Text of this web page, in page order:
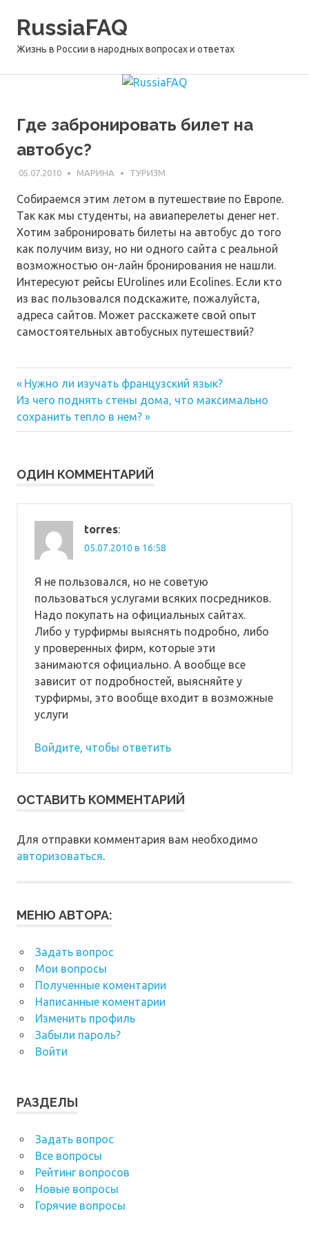
RussiaFAQ
Жизнь в России в народных вопросах и ответах
Где забронировать билет на
автобус?
05.07.2010 МАРИНА ТУРИЗМ
Собираемся этим летом в путешествие по Европе.
Так как мы студенты, на авиаперелеты денег нет.
Хотим забронировать билеты на автобус до того
как получим визу, но ни одного сайта с реальной
возможностью он-лайн бронирования не нашли.
Интересуют рейсы EUrolines или Ecolines. Если кто
из вас пользовался подскажите, пожалуйста,
адреса сайтов. Может расскажете свой опыт
самостоятельных автобусных путешествий?
Навигация
по
записям
Предыдущая
запись:
Нужно ли изучать французский язык?
Следующая
запись:
Из чего поднять стены дома, что максимально
сохранить тепло в нем?
ОДИН КОММЕНТАРИЙ
torres:
05.07.2010 в 16:58
Я не пользовался, но не советую
пользоваться услугами всяких посредников.
Надо покупать на официальных сайтах.
Либо у турфирмы выяснять подробно, либо
у проверенных фирм, которые эти
занимаются официально. А вообще все
зависит от подробностей, выясняйте у
турфирмы, это вообще входит в возможные
услуги
Войдите, чтобы ответить
ОСТАВИТЬ КОММЕНТАРИЙ
Для отправки комментария вам необходимо
авторизоваться.
МЕНЮ АВТОРА:
Задать вопрос
Мои вопросы
Полученные коментарии
Написанные коментарии
Изменить профиль
Забыли пароль?
Войти
РАЗДЕЛЫ
Задать вопрос
Все вопросы
Рейтинг вопросов
Новые вопросы
Горячие вопросы